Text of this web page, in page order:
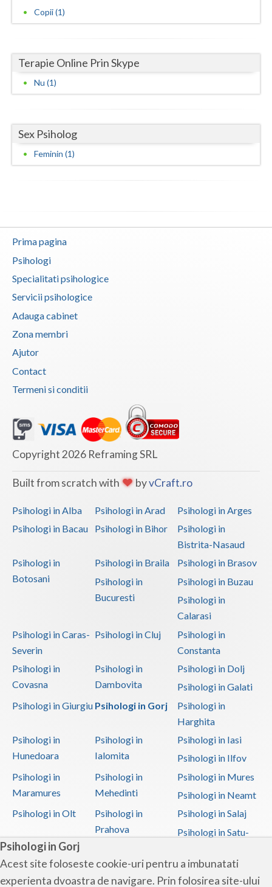
Psihologi in Gorj
Acest site foloseste cookie-uri pentru a imbunatati
experienta dvoastra de navigare. Prin folosirea site-ului
Maramures
Mures
Neamt
Prahova
Salaj
Suceava
Teleorman
Timis
Tulcea
Valcea
Vaslui
Copii (1)
Terapie Online Prin Skype
Nu (1)
Sex Psiholog
Feminin (1)
Prima pagina
Psihologi
Specialitati psihologice
Servicii psihologice
Adauga cabinet
Zona membri
Ajutor
Contact
Termeni si conditii
Copyright 2026 Reframing SRL
Built from scratch with byvCraft.ro
Psihologi in Alba Psihologi in Arad
Psihologi in Arges
Psihologi in Bacau
Psihologi in Bihor
Psihologi in
Bistrita-Nasaud
Psihologi in
Botosani
Psihologi in Braila
Psihologi in Brasov
Psihologi in
Bucuresti
Psihologi in Buzau
Psihologi in
Calarasi
Psihologi in Caras-
Severin
Psihologi in Cluj
Psihologi in
Constanta
Psihologi in
Covasna
Psihologi in
Dambovita
Psihologi in Dolj
Psihologi in Galati
Psihologi in Giurgiu Psihologi in Gorj
Psihologi in
Harghita
Psihologi in
Hunedoara
Psihologi in
Ialomita
Psihologi in Iasi
Psihologi in Ilfov
Psihologi in
Maramures
Psihologi in
Mehedinti
Psihologi in Mures
Psihologi in Neamt
Psihologi in Olt
Psihologi in
Prahova
Psihologi in Salaj
Psihologi in Satu-
Psihologi in Sibiu
Psihologi in
Suceava
Psihologi in
Teleorman